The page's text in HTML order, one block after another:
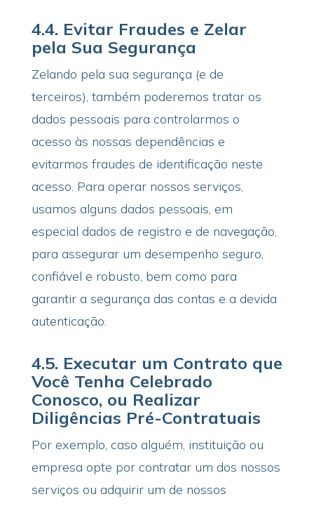
4.4. Evitar Fraudes e Zelar
pela Sua Segurança
Zelando pela sua segurança (e de
terceiros), também poderemos tratar os
dados pessoais para controlarmos o
acesso às nossas dependências e
evitarmos fraudes de identificação neste
acesso. Para operar nossos serviços,
usamos alguns dados pessoais, em
especial dados de registro e de navegação,
para assegurar um desempenho seguro,
confiável e robusto, bem como para
garantir a segurança das contas e a devida
autenticação.
4.5. Executar um Contrato que
Você Tenha Celebrado
Conosco, ou Realizar
Diligências Pré-Contratuais
Por exemplo, caso alguém, instituição ou
empresa opte por contratar um dos nossos
serviços ou adquirir um de nossos